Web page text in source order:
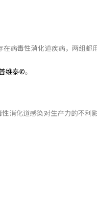
病毒性消化道疾病，两组都
维泰©。
消化道感染对生产力的不利影